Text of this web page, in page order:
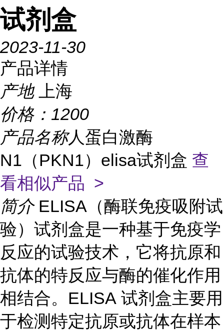
试剂盒
2023-11-30
产品详情
产地
上海
价格： 1200
产品名称人蛋白激酶
N1（PKN1）elisa试剂盒 查
看相似产品 >
简介 ELISA（酶联免疫吸附试
验）试剂盒是一种基于免疫学
反应的试验技术，它将抗原和
抗体的特反应与酶的催化作用
相结合。ELISA 试剂盒主要用
于检测特定抗原或抗体在样本